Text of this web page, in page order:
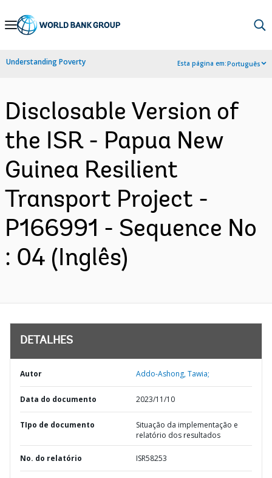
Skip
Navigation
Understanding Poverty Esta página em:Português
Disclosable Version of
the ISR - Papua New
Guinea Resilient
Transport Project -
P166991 - Sequence No
: 04 (Inglês)
DETALHES
Autor Addo-Ashong, Tawia;
Data do documento 2023/11/10
TIpo de documento
Situação da implementação e
relatório dos resultados
No. do relatório ISR58253